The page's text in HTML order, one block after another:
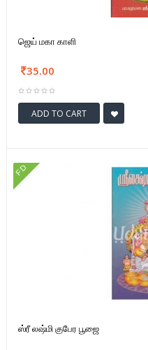
ஜெய் மகா காளி
35.00
ADD TO CART
FD
ஸ்ரீ லஷ்மி குபேர பூஜை